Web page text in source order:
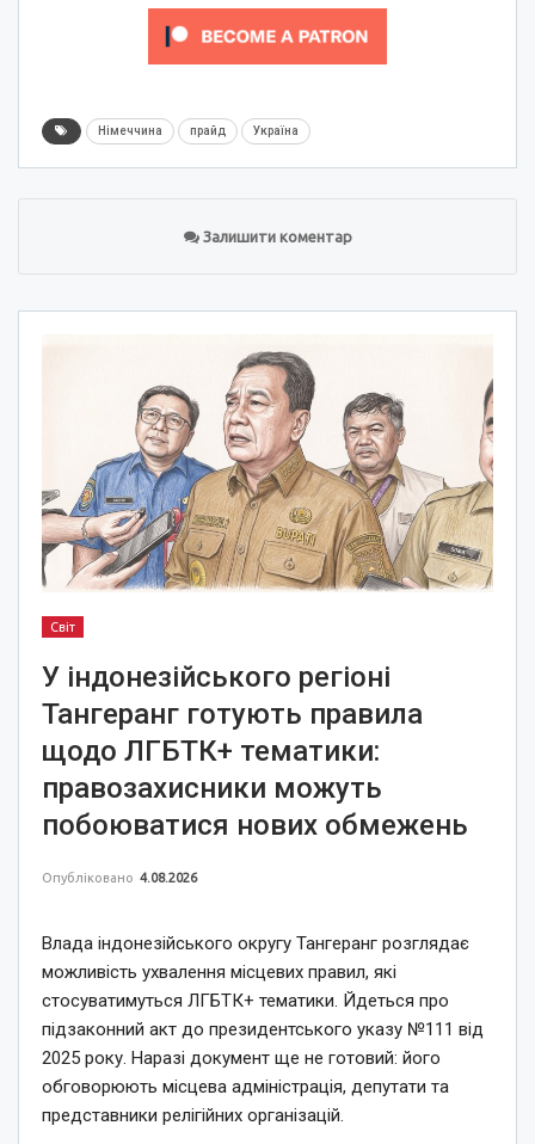
Німеччина прайд Україна
Залишити коментар
Світ
У індонезійського регіоні
Тангеранг готують правила
щодо ЛГБТК+ тематики:
правозахисники можуть
побоюватися нових обмежень
Опубліковано 4.08.2026
Влада індонезійського округу Тангеранг розглядає
можливість ухвалення місцевих правил, які
стосуватимуться ЛГБТК+ тематики. Йдеться про
підзаконний акт до президентського указу №111 від
2025 року. Наразі документ ще не готовий: його
обговорюють місцева адміністрація, депутати та
представники релігійних організацій.